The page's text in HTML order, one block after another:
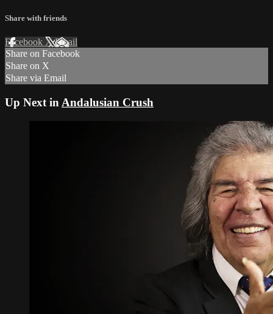
Share with friends
Facebook XEmail
Share on Facebook
Share on X
Share via Email
Up Next in Andalusian Crush